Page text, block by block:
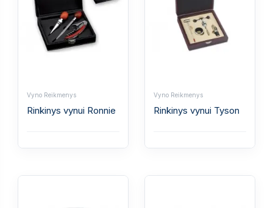
Vyno Reikmenys
Rinkinys vynui Ronnie
Vyno Reikmenys
Rinkinys vynui Tyson